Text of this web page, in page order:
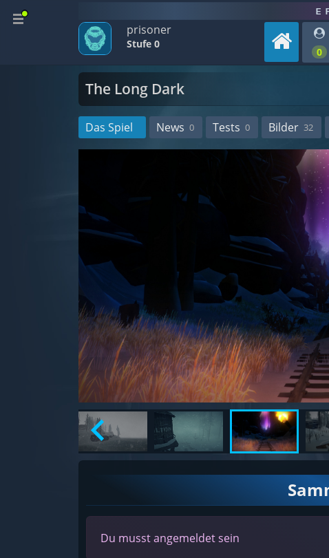
prisoner
Stufe 0
0
The Long Dark
Das Spiel News 0 Tests 0 Bilder 32
Du musst angemeldet sein